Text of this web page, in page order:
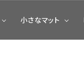
小さなマット